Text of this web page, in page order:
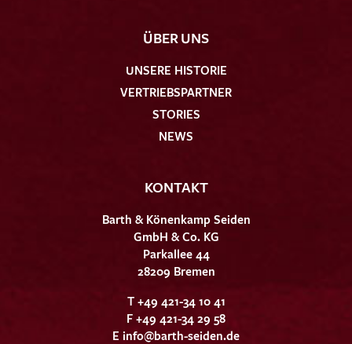
ÜBER UNS
UNSERE HISTORIE
VERTRIEBSPARTNER
STORIES
NEWS
KONTAKT
Barth & Könenkamp Seiden
GmbH & Co. KG
Parkallee 44
28209 Bremen
T +49 421-34 10 41
F +49 421-34 29 58
E info@barth-seiden.de